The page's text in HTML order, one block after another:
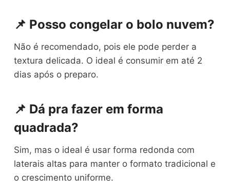
📌 Posso congelar o bolo nuvem?
Não é recomendado, pois ele pode perder a
textura delicada. O ideal é consumir em até 2
dias após o preparo.
📌 Dá pra fazer em forma
quadrada?
Sim, mas o ideal é usar forma redonda com
laterais altas para manter o formato tradicional e
o crescimento uniforme.